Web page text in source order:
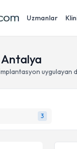
Uzmanlar
uygulayan
3